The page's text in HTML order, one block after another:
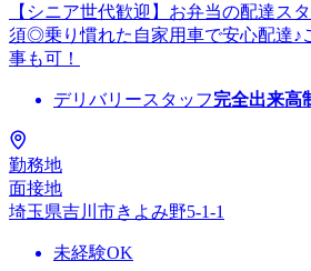
【シニア世代歓迎】お弁当の配達ス
須◎乗り慣れた自家用車で安心配達♪
事も可！
デリバリースタッフ完全出来高
勤務地
面接地
埼玉県吉川市きよみ野5-1-1
未経験OK